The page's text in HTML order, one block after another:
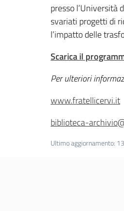
presso l’Università
svariati progetti di
l’impatto delle
Scarica il
Per ulteriori
www.fratellicervi.it
biblioteca-
Ultimo aggiornamento: